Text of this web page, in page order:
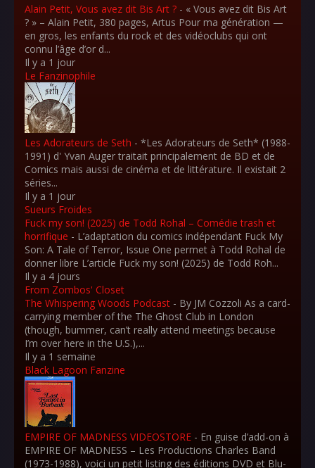
Alain Petit, Vous avez dit Bis Art ? - « Vous avez dit Bis Art
? » – Alain Petit, 380 pages, Artus Pour ma génération —
en gros, les enfants du rock et des vidéoclubs qui ont
connu l’âge d’or d...
Il y a 1 jour
Le Fanzinophile
Les Adorateurs de Seth - *Les Adorateurs de Seth* (1988-
1991) d' Yvan Auger traitait principalement de BD et de
Comics mais aussi de cinéma et de littérature. Il existait 2
séries...
Il y a 1 jour
Sueurs Froides
Fuck my son! (2025) de Todd Rohal – Comédie trash et
horrifique - L’adaptation du comics indépendant Fuck My
Son: A Tale of Terror, Issue One permet à Todd Rohal de
donner libre L’article Fuck my son! (2025) de Todd Roh...
Il y a 4 jours
From Zombos' Closet
The Whispering Woods Podcast - By JM Cozzoli As a card-
carrying member of the The Ghost Club in London
(though, bummer, can’t really attend meetings because
I’m over here in the U.S.),...
Il y a 1 semaine
Black Lagoon Fanzine
EMPIRE OF MADNESS VIDEOSTORE - En guise d’add-on à
EMPIRE OF MADNESS – Les Productions Charles Band
(1973-1988), voici un petit listing des éditions DVD et Blu-